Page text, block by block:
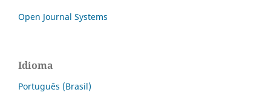
Open Journal Systems
Idioma
Português (Brasil)